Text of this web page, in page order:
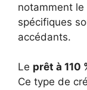
notamment
spécifiques
accédants.
Le prêt à 110
Ce type de